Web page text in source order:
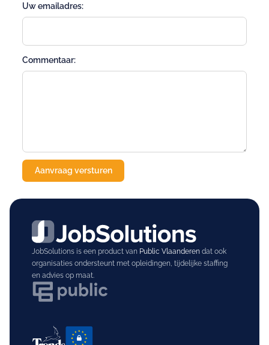
Uw emailadres:
Commentaar:
JobSolutions is een product van Public Vlaanderendat ook
organisaties ondersteunt met opleidingen, tijdelijke staffing
en advies op maat.